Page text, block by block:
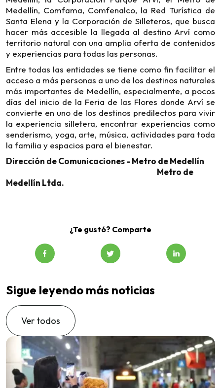
Medellín, Comfama, Comfenalco, la Red Turística de
Santa Elena y la Corporación de Silleteros, que busca
hacer más accesible la llegada al destino Arví como
territorio natural con una amplia oferta de contenidos
y experiencias para todas las personas.
Entre todas las entidades se tiene como fin facilitar el
acceso a más personas a uno de los destinos naturales
más importantes de Medellín, especialmente, a pocos
días del inicio de la Feria de las Flores donde Arví se
convierte en uno de los destinos predilectos para vivir
la experiencia silletera, encontrar experiencias como
senderismo, yoga, arte, música, actividades para toda
la familia y espacios para el bienestar.
Dirección de Comunicaciones - Metro de Medellín
Metro de
Medellín Ltda.
¿Te gustó? Comparte
Sigue leyendo más noticias
Ver todos